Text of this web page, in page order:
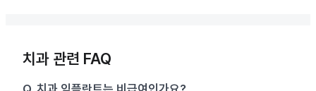
치과 관련 FAQ